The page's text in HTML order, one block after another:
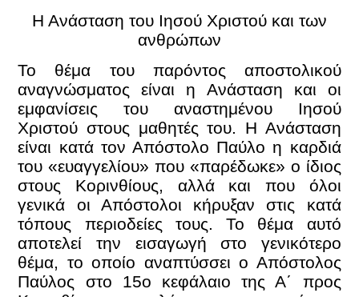
Η Ανάσταση του Ιησού Χριστού και των
ανθρώπων
Το θέμα του παρόντος αποστολικού
αναγνώσματος είναι η Ανάσταση και οι
εμφανίσεις του αναστημένου Ιησού
Χριστού στους μαθητές του. Η Ανάσταση
είναι κατά τον Απόστολο Παύλο η καρδιά
του «ευαγγελίου» που «παρέδωκε» ο ίδιος
στους Κορινθίους, αλλά και που όλοι
γενικά οι Απόστολοι κήρυξαν στις κατά
τόπους περιοδείες τους. Το θέμα αυτό
αποτελεί την εισαγωγή στο γενικότερο
θέμα, το οποίο αναπτύσσει ο Απόστολος
Παύλος στο 15ο κεφάλαιο της Α΄ προς